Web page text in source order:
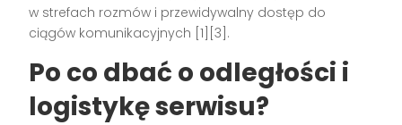
w strefach rozmów i przewidywalny dostęp do
ciągów komunikacyjnych [1][3].
Po co dbać o odległości i
logistykę serwisu?